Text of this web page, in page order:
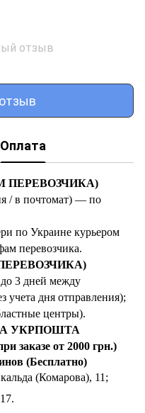
отзыв
Оплата
ПЕРЕВОЗЧИКА)
/ в почтомат) — по
по Украине курьером
перевозчика.
3 дней между
учета дня отправления);
центры).
УКРПОШТА
заказе от 2000 грн.)
(Бесплатно)
(Комарова), 11;